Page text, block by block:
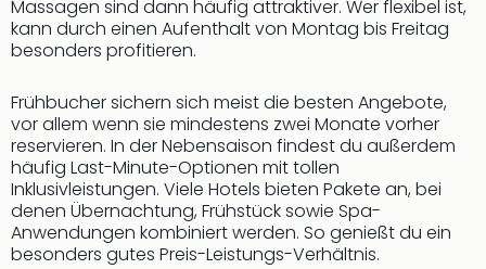
Massagen sind dann häufig attraktiver. Wer flexibel ist,
kann durch einen Aufenthalt von Montag bis Freitag
besonders profitieren.
Frühbucher sichern sich meist die besten Angebote,
vor allem wenn sie mindestens zwei Monate vorher
reservieren. In der Nebensaison findest du außerdem
häufig Last-Minute-Optionen mit tollen
Inklusivleistungen. Viele Hotels bieten Pakete an, bei
denen Übernachtung, Frühstück sowie Spa-
Anwendungen kombiniert werden. So genießt du ein
besonders gutes Preis-Leistungs-Verhältnis.